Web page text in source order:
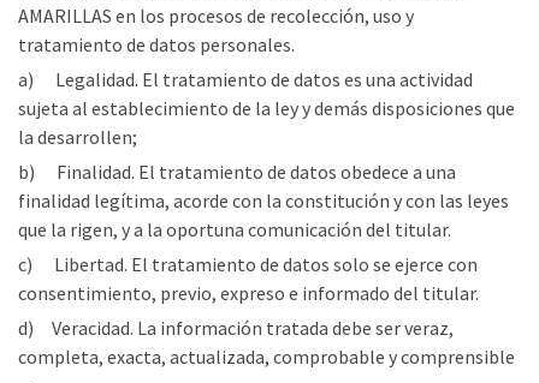
AMARILLAS en los procesos de recolección, uso y
tratamiento de datos personales.
a) Legalidad. El tratamiento de datos es una actividad
sujeta al establecimiento de la ley y demás disposiciones que
la desarrollen;
b) Finalidad. El tratamiento de datos obedece a una
finalidad legítima, acorde con la constitución y con las leyes
que la rigen, y a la oportuna comunicación del titular.
c) Libertad. El tratamiento de datos solo se ejerce con
consentimiento, previo, expreso e informado del titular.
d) Veracidad. La información tratada debe ser veraz,
completa, exacta, actualizada, comprobable y comprensible